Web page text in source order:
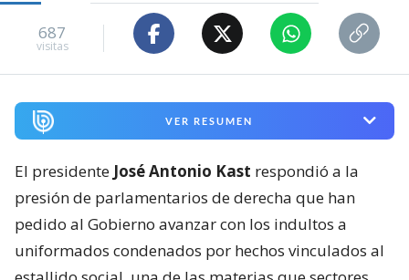
687
visitas
VER RESUMEN
El presidente José Antonio Kast respondió a la
presión de parlamentarios de derecha que han
pedido al Gobierno avanzar con los indultos a
uniformados condenados por hechos vinculados al